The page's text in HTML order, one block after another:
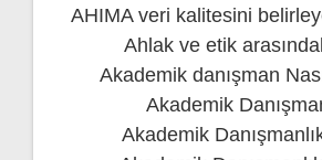
AHIMA veri kalitesini
Ahlak ve etik
Akademik danışman
Akademik
Akademik